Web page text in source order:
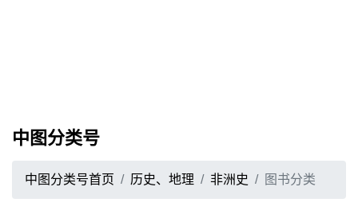
中图分类号
中图分类号首页 历史、地理 非洲史 图书分类